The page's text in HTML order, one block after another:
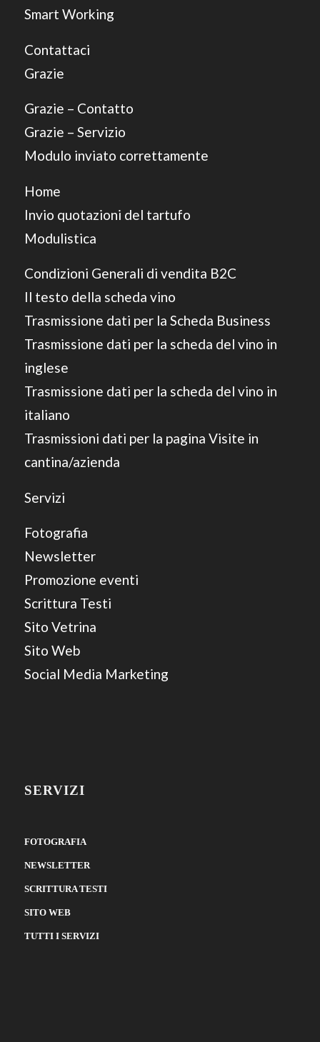
Smart Working
Contattaci
Grazie
Grazie – Contatto
Grazie – Servizio
Modulo inviato correttamente
Home
Invio quotazioni del tartufo
Modulistica
Condizioni Generali di vendita B2C
Il testo della scheda vino
Trasmissione dati per la Scheda Business
Trasmissione dati per la scheda del vino in
inglese
Trasmissione dati per la scheda del vino in
italiano
Trasmissioni dati per la pagina Visite in
cantina/azienda
Servizi
Fotografia
Newsletter
Promozione eventi
Scrittura Testi
Sito Vetrina
Sito Web
Social Media Marketing
SERVIZI
FOTOGRAFIA
NEWSLETTER
SCRITTURA TESTI
SITO WEB
TUTTI I SERVIZI